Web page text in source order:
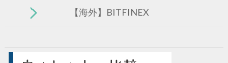
【海外】BITFINEX